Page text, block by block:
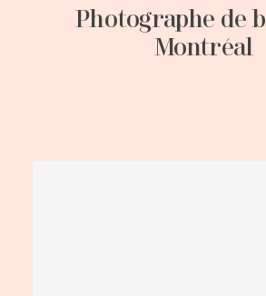
Photographe de
Montréal